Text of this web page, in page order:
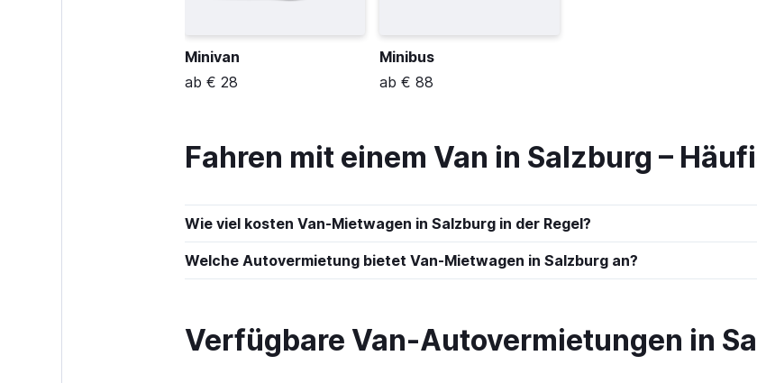
Minivan
ab € 28
Minibus
ab € 88
Fahren mit einem Van in Salzburg –
Wie viel kosten Van-Mietwagen in Salzburg in der Regel?
Welche Autovermietung bietet Van-Mietwagen in Salzburg an?
Verfügbare Van-Autovermietungen in